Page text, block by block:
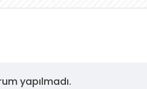
yapılmadı.